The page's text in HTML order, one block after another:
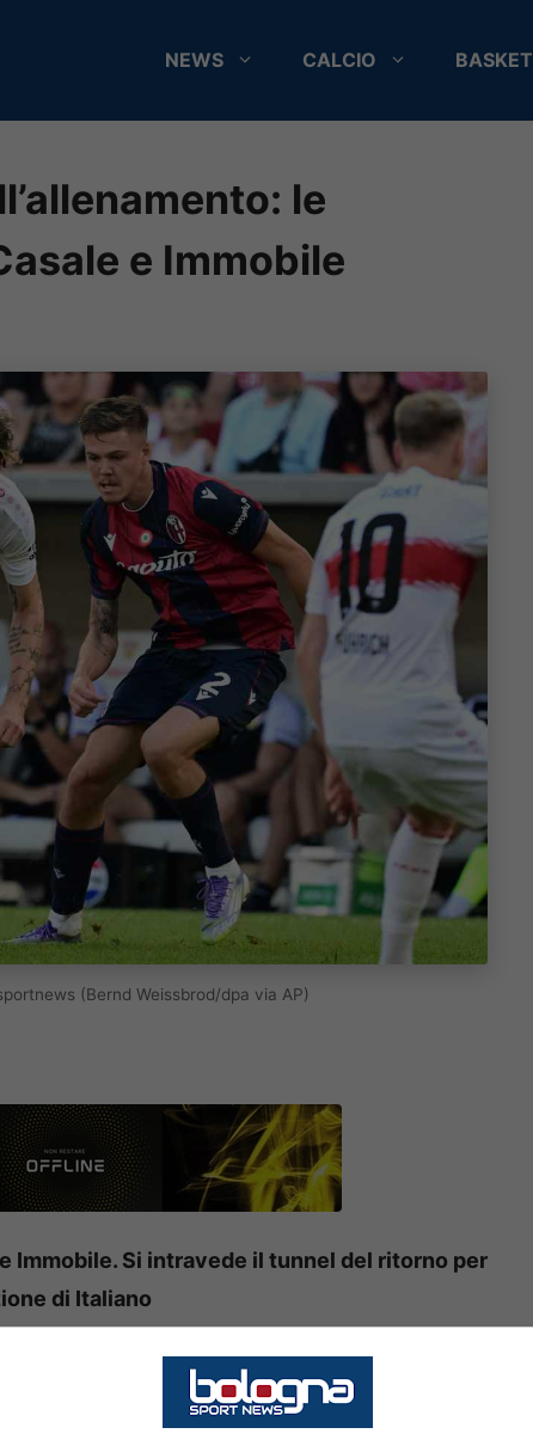
NEWS CALCIO BASKET
le
e Immobile
(Bernd Weissbrod/dpa via AP)
Immobile. Si intravede il tunnel del ritorno per
di Italiano
la pausa delle nazionali. Agli ordini di
con dei problemi fisici da tempo.